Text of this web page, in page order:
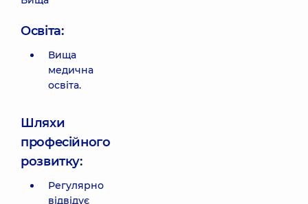
Освіта:
Вища
медична
освіта.
Шляхи
професійного
розвитку:
Регулярно
відвідує